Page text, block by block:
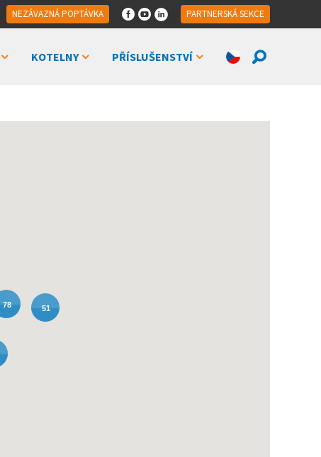
NEZÁVAZNÁ POPTÁVKA PARTNERSKÁ SEKCE
KOTELNY PŘÍSLUŠENSTVÍ
78 51